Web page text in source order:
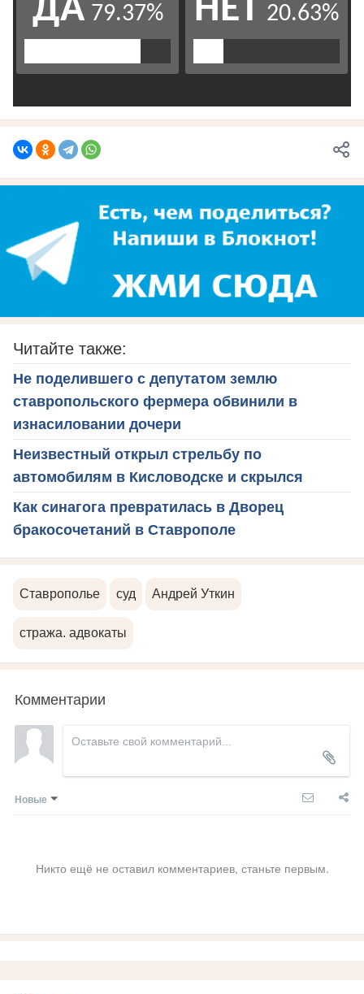
Читайте также:
Не поделившего с депутатом землю
ставропольского фермера обвинили в
изнасиловании дочери
Неизвестный открыл стрельбу по
автомобилям в Кисловодске и скрылся
Как синагога превратилась в Дворец
бракосочетаний в Ставрополе
Ставрополье суд Андрей Уткин
стража. адвокаты
Комментарии
Новые
Никто ещё не оставил комментариев, станьте первым.